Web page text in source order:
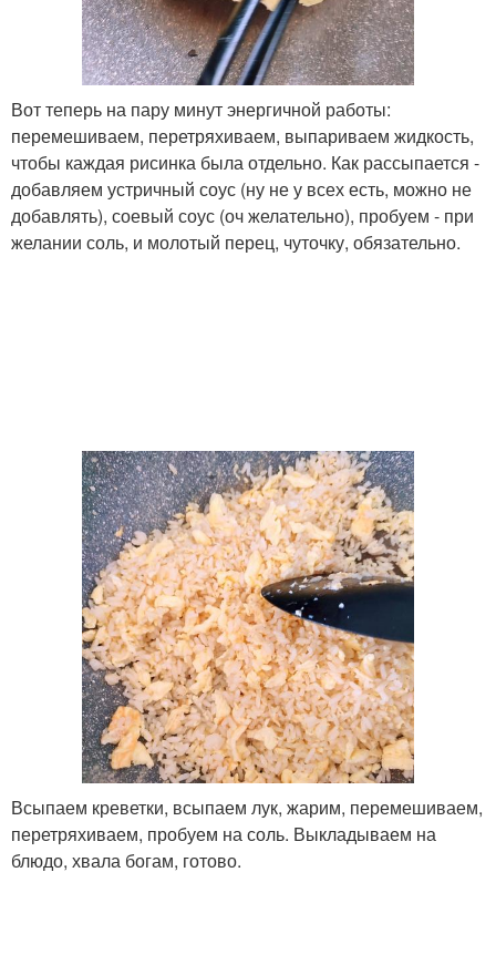
Вот теперь на пару минут энергичной работы:
перемешиваем, перетряхиваем, выпариваем жидкость,
чтобы каждая рисинка была отдельно. Как рассыпается -
добавляем устричный соус (ну не у всех есть, можно не
добавлять), соевый соус (оч желательно), пробуем - при
желании соль, и молотый перец, чуточку, обязательно.
Всыпаем креветки, всыпаем лук, жарим, перемешиваем,
перетряхиваем, пробуем на соль. Выкладываем на
блюдо, хвала богам, готово.